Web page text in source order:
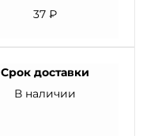
37 ₽
Срок доставки
В наличии